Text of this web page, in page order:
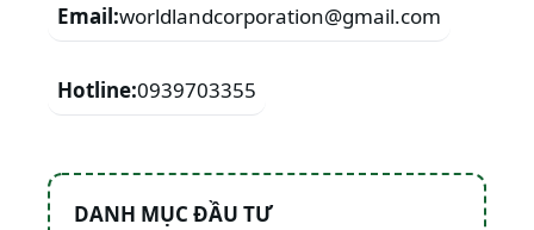
Email:worldlandcorporation@gmail.com
Hotline:0939703355
DANH MỤC ĐẦU TƯ